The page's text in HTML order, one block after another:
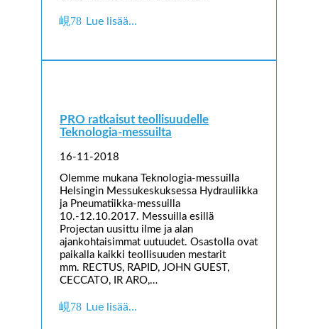
Lue lisää…
PRO ratkaisut teollisuudelle
Teknologia-messuilta
16-11-2018
Olemme mukana Teknologia-messuilla
Helsingin Messukeskuksessa Hydrauliikka
ja Pneumatiikka-messuilla
10.-12.10.2017. Messuilla esillä
Projectan uusittu ilme ja alan
ajankohtaisimmat uutuudet. Osastolla ovat
paikalla kaikki teollisuuden mestarit
mm. RECTUS, RAPID, JOHN GUEST,
CECCATO, IR ARO,…
Lue lisää…